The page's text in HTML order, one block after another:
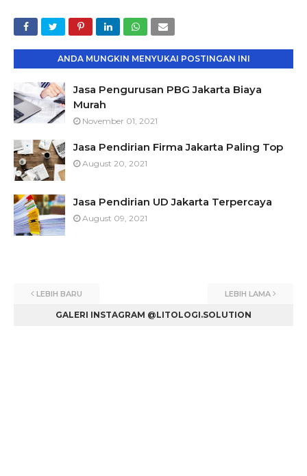
ANDA MUNGKIN MENYUKAI POSTINGAN INI
Jasa Pengurusan PBG Jakarta Biaya
Murah
November 01, 2021
Jasa Pendirian Firma Jakarta Paling Top
August 20, 2021
Jasa Pendirian UD Jakarta Terpercaya
August 09, 2021
LEBIH BARU LEBIH LAMA
GALERI INSTAGRAM @LITOLOGI.SOLUTION